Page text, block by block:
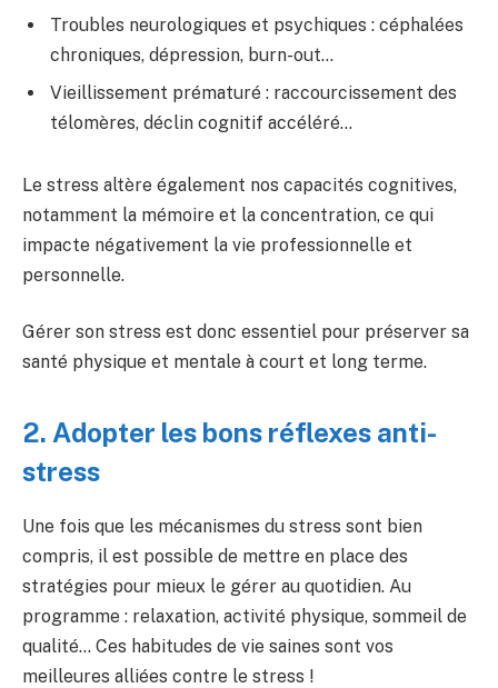
Troubles neurologiques et psychiques : céphalées
chroniques, dépression, burn-out…
Vieillissement prématuré : raccourcissement des
télomères, déclin cognitif accéléré…
Le stress altère également nos capacités cognitives,
notamment la mémoire et la concentration, ce qui
impacte négativement la vie professionnelle et
personnelle.
Gérer son stress est donc essentiel pour préserver sa
santé physique et mentale à court et long terme.
2. Adopter les bons réflexes anti-
stress
Une fois que les mécanismes du stress sont bien
compris, il est possible de mettre en place des
stratégies pour mieux le gérer au quotidien. Au
programme : relaxation, activité physique, sommeil de
qualité… Ces habitudes de vie saines sont vos
meilleures alliées contre le stress !